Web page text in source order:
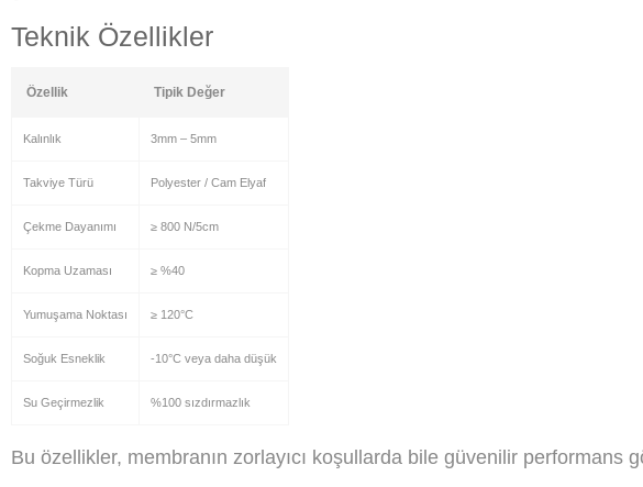
Teknik Özellikler
Özellik Tipik Değer
Kalınlık 3mm – 5mm
Takviye Türü Polyester / Cam Elyaf
Çekme Dayanımı ≥ 800 N/5cm
Kopma Uzaması ≥ %40
Yumuşama Noktası ≥ 120°C
Soğuk Esneklik -10°C veya daha düşük
Su Geçirmezlik %100 sızdırmazlık
Bu özellikler, membranın zorlayıcı koşullarda bile güvenilir performans